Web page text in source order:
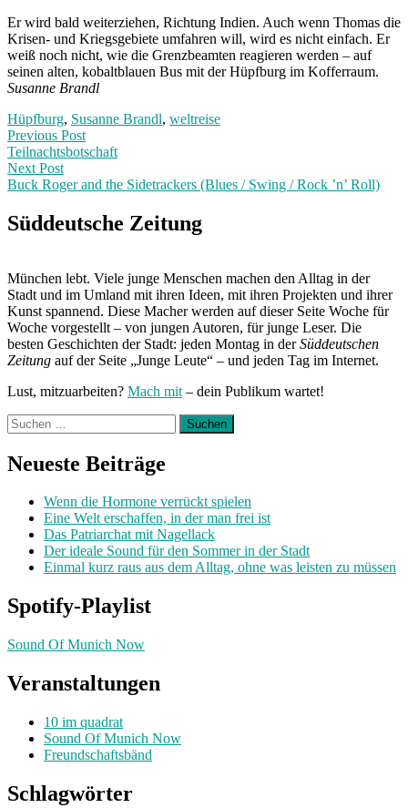
Er wird bald weiterziehen, Richtung Indien. Auch wenn Thomas die
Krisen- und Kriegsgebiete umfahren will, wird es nicht einfach. Er
weiß noch nicht, wie die Grenzbeamten reagieren werden – auf
seinen alten, kobaltblauen Bus mit der Hüpfburg im Kofferraum.
Susanne Brandl
Hüpfburg, Susanne Brandl, weltreise
Post
navigation
Previous PostPrevious
post:
Teilnachtsbotschaft
Next Post
Buck Roger and the Sidetrackers (Blues / Swing / Rock ’n’ Roll)
Post:
Süddeutsche Zeitung
München lebt. Viele junge Menschen machen den Alltag in der
Stadt und im Umland mit ihren Ideen, mit ihren Projekten und ihrer
Kunst spannend. Diese Macher werden auf dieser Seite Woche für
Woche vorgestellt – von jungen Autoren, für junge Leser. Die
besten Geschichten der Stadt: jeden Montag in derSüddeutschen
Zeitung auf der Seite „Junge Leute“ – und jeden Tag im Internet.
Lust, mitzuarbeiten? Mach mit – dein Publikum wartet!
Suchen
nach:
Neueste Beiträge
Wenn die Hormone verrückt spielen
Eine Welt erschaffen, in der man frei ist
Das Patriarchat mit Nagellack
Der ideale Sound für den Sommer in der Stadt
Einmal kurz raus aus dem Alltag, ohne was leisten zu müssen
Spotify-Playlist
Sound Of Munich Now
Veranstaltungen
10 im quadrat
Sound Of Munich Now
Freundschaftsbänd
Schlagwörter